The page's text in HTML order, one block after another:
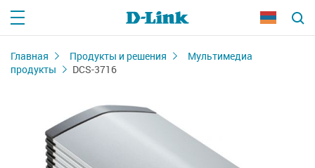
Главная Продукты и решения
Мультимедиа
продукты
DCS-3716